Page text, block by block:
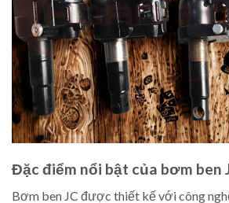
Đặc điểm nổi bật của bơm ben
Bơm ben JC được thiết kế với công